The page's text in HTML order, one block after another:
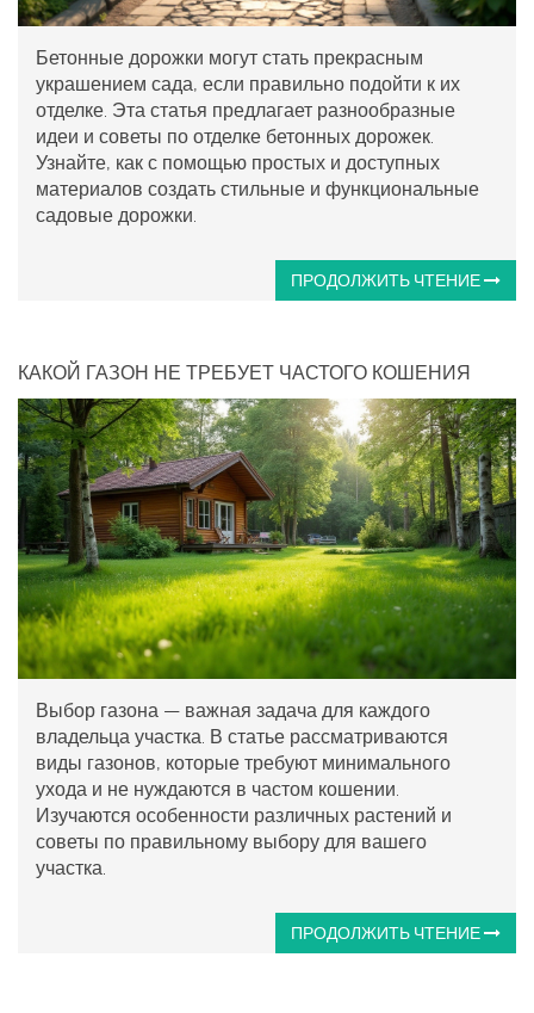
Бетонные дорожки могут стать прекрасным
украшением сада, если правильно подойти к их
отделке. Эта статья предлагает разнообразные
идеи и советы по отделке бетонных дорожек.
Узнайте, как с помощью простых и доступных
материалов создать стильные и функциональные
садовые дорожки.
ПРОДОЛЖИТЬ ЧТЕНИЕ
КАКОЙ ГАЗОН НЕ ТРЕБУЕТ ЧАСТОГО КОШЕНИЯ
Выбор газона — важная задача для каждого
владельца участка. В статье рассматриваются
виды газонов, которые требуют минимального
ухода и не нуждаются в частом кошении.
Изучаются особенности различных растений и
советы по правильному выбору для вашего
участка.
ПРОДОЛЖИТЬ ЧТЕНИЕ